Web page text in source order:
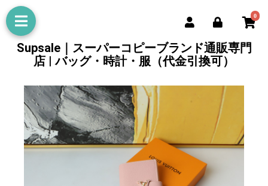
0
Supsale｜スーパーコピーブランド通販専門
店 | バッグ・時計・服（代金引換可）